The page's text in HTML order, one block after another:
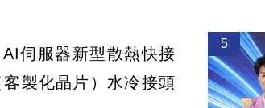
伺服器新型散熱快接
製化晶片）水冷接頭
5